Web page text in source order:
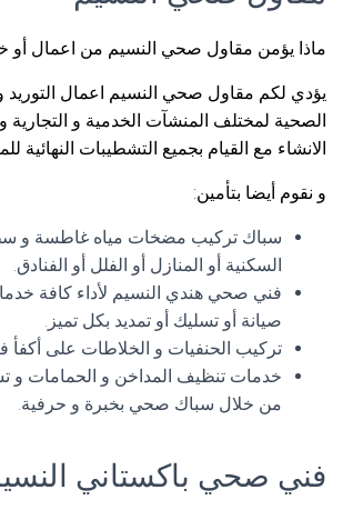
ماذا يؤمن مقاول صحي النسيم من اعمال أو
يؤدي لكم مقاول صحي النسيم اعمال التوريد و
الصحية لمختلف المنشآت الخدمية و التجارية
الانشاء مع القيام بجميع التشطيبات النهائية
و نقوم أيضا بتأمين:
سباك تركيب مضخات مياه غاطسة و
السكنية أو المنازل أو الفلل أو الفنادق.
فني صحي هندي النسيم لأداء كافة
صيانة أو تسليك أو تمديد بكل تميز.
تركيب الحنفيات و الخلاطات على
خدمات تنظيف المداخن و الحمامات و
من خلال سباك صحي بخبرة و حرفية.
فني صحي باكستاني